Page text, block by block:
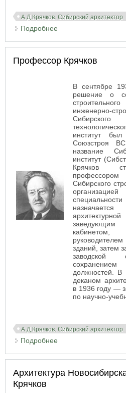
А.Д.Крячков. Сибирский архитектор
Подробнее
Профессор Крячков
В сентябре
решение о
инженерно-
институт
Союзстроя
название
институт
Крячков
профессором
Сибирского
зданий, затем
заводской
должностей. В
деканом
в 1936 году —
по научно-
А.Д.Крячков. Сибирский архитектор
Подробнее
Архитектура
Крячков